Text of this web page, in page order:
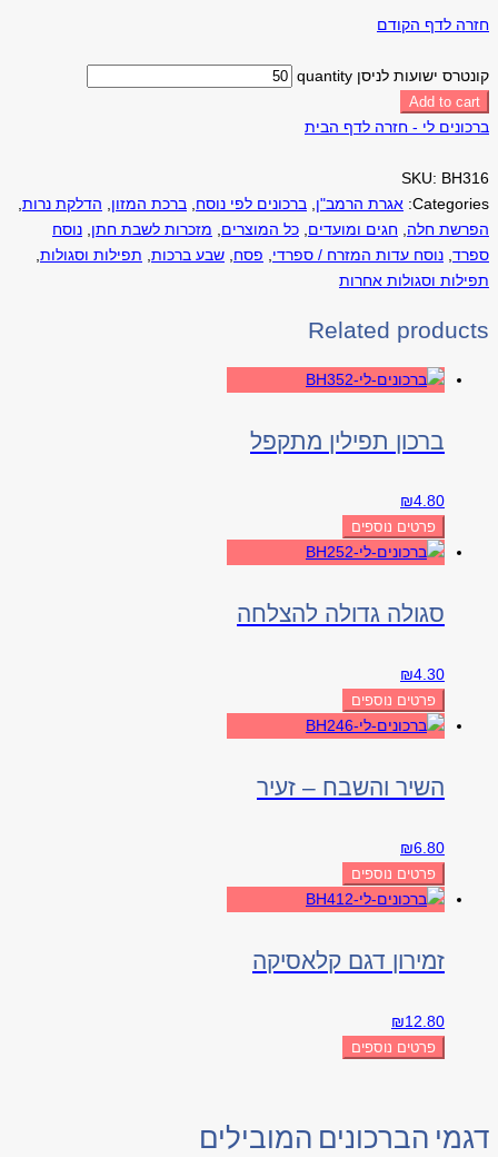
חזרה לדף הקודם
קונטרס ישועות לניסן quantity
Add to cart
ברכונים לי - חזרה לדף הבית
SKU: BH316
Categories: אגרת הרמב"ן ברכונים לפי נוסח ברכת המזון הדלקת נרות
הפרשת חלה חגים ומועדים כל המוצרים מזכרות לשבת חתן נוסח
ספרד נוסח עדות המזרח / ספרדי פסח שבע ברכות תפילות וסגולות
תפילות וסגולות אחרות
Related products
ברכון תפילין מתקפל
₪4.80
פרטים נוספים
סגולה גדולה להצלחה
₪4.30
פרטים נוספים
השיר והשבח – זעיר
₪6.80
פרטים נוספים
זמירון דגם קלאסיקה
₪12.80
פרטים נוספים
דגמי הברכונים המובילים